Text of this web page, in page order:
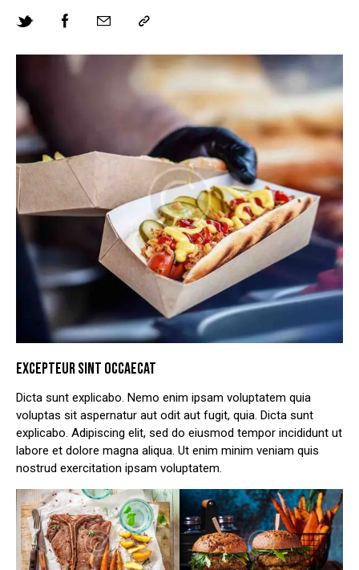
EXCEPTEUR SINT OCCAECAT
Dicta sunt explicabo. Nemo enim ipsam voluptatem quia
voluptas sit aspernatur aut odit aut fugit, quia. Dicta sunt
explicabo. Adipiscing elit, sed do eiusmod tempor incididunt ut
labore et dolore magna aliqua. Ut enim minim veniam quis
nostrud exercitation ipsam voluptatem.